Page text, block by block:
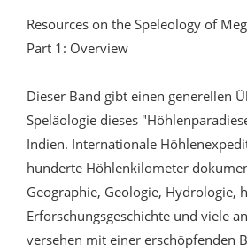
Resources on the Speleology of
Part 1: Overview
Dieser Band gibt einen generellen
Speläologie dieses
Indien. Internationale
hunderte Höhlenkilometer
Geographie, Geologie, Hydrologie,
Erforschungsgeschichte und viele
versehen mit einer erschöpfenden